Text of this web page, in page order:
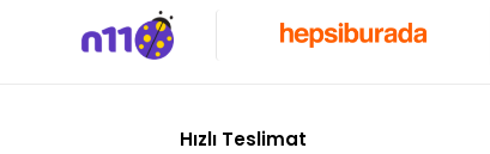
Hızlı Teslimat